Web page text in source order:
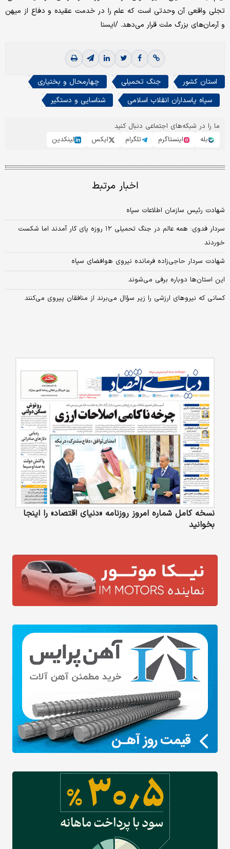
تجلی واقعی آن وحدتی است که علم را در خدمت عقیده و دفاع از میهن
و آرمان‌های بزرگ ملت قرار می‌دهد. /ایسنا
استان کشور جنگ تحمیلی
چهارمحال و بختیاری
سپاه پاسداران انقلاب اسلامی
شناسایی و دستگیر
ما را در شبکه‌های اجتماعی دنبال کنید
بله
اینستاگرم تلگرام ایکس لینکدین
اخبار مرتبط
شهادت رئیس سازمان اطلاعات سپاه
سردار فدوی: همه عالم در جنگ تحمیلی ۱۲ روزه پای کار آمدند اما شکست
خوردند
شهادت سردار حاجی‌زاده فرمانده نیروی هوافضای سپاه
این استان‌ها دوباره برفی می‌شوند
کسانی که نیروهای ارزشی را زیر سؤال می‌برند از منافقان پیروی می‌کنند
نسخه کامل شماره امروز روزنامه «دنیای‌ اقتصاد» را اینجا
بخوانید